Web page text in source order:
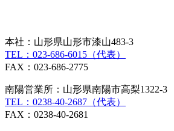
本社：山形県山形市漆山483-3
TEL：023-686-6015（代表）
FAX：023-686-2775
南陽営業所：山形県南陽市高梨1322-3
TEL：0238-40-2687（代表）
FAX：0238-40-2681